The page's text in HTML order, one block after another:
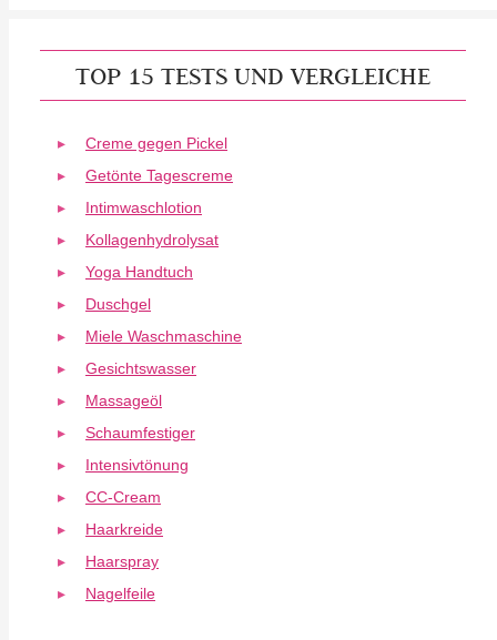
TOP 15 TESTS UND VERGLEICHE
Creme gegen Pickel
Getönte Tagescreme
Intimwaschlotion
Kollagenhydrolysat
Yoga Handtuch
Duschgel
Miele Waschmaschine
Gesichtswasser
Massageöl
Schaumfestiger
Intensivtönung
CC-Cream
Haarkreide
Haarspray
Nagelfeile